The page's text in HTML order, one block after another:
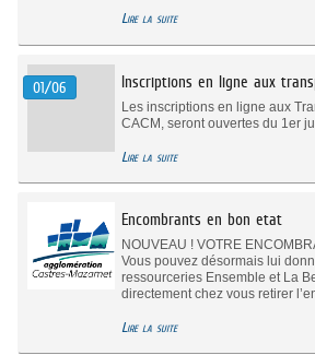
Lire la suite
01/06 Inscriptions en ligne aux
Les inscriptions en ligne aux
CACM, seront ouvertes du 1er
Lire la suite
Encombrants en bon etat
NOUVEAU ! VOTRE
Vous pouvez désormais lui
ressourceries Ensemble et La
directement chez vous retirer
Lire la suite